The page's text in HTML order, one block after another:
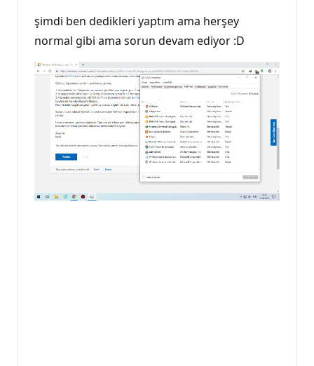
şimdi ben dedikleri yaptım ama herşey
normal gibi ama sorun devam ediyor :D